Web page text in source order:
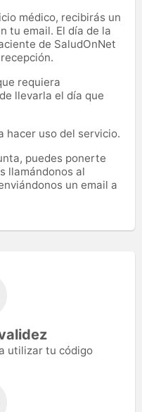
médico, recibirás un
tu email. El día de la
de SaludOnNet
requiera
llevarla el día que
hacer uso del servicio.
puedes ponerte
llamándonos al
un email a
utilizar tu código